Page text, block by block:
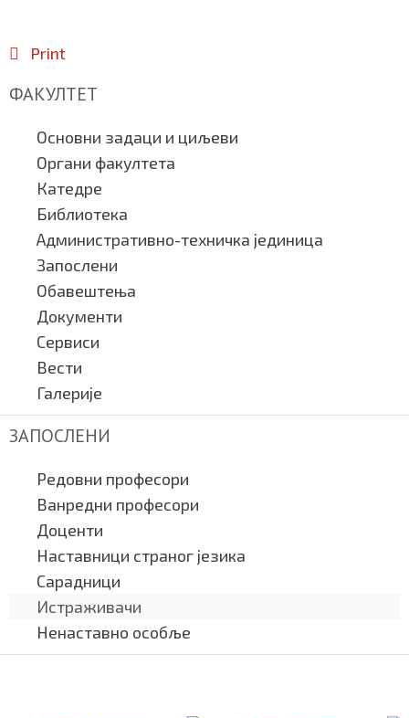
Print
ФАКУЛТЕТ
Основни задаци и циљеви
Органи факултета
Катедре
Библиотека
Административно-техничка јединица
Запослени
Обавештења
Документи
Сервиси
Вести
Галерије
ЗАПОСЛЕНИ
Редовни професори
Ванредни професори
Доценти
Наставници страног језика
Сарадници
Истраживачи
Ненаставно особље